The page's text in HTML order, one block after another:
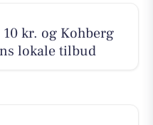
kr. og Kohberg
lokale tilbud